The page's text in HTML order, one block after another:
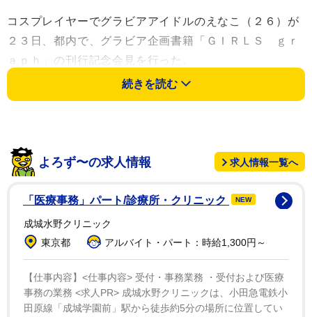
コスプレイヤーでグラビアアイドルのえなこ（２６）が
２３日、都内で、グラビア企画書籍「ＧＩＲＬＳ ｇｒ
ａｐｈ」の刊行記念会見を行った。
今年は内閣府の「クールジャパン・アンバサダー」に
１・００）にも出演するなど、大ブレークの１年だっ
た。
コロナ禍でコスプレイベントは軒並み中止となってし
まったが、「経験したことのない大変な年でしたが、お
家でコスプレする『宅コス』時間が増えたりとか、今ま
る時間が増えました」とニッコリ。「いろんな賞をいた
だいたり、ソロでＣＤを出したり、成長した１年だった
続きを読む
よろず〜の求人情報 求人情報一覧へ
「医療事務」パート/診療所・クリニック NEW
成城水野クリニック
東京都
アルバイト・パート：時給1,300円～
【仕事内容】<仕事内容> 受付・事務業務 ・受付および医療
事務の業務 <求人PR> 成城水野クリニックは、小田急電鉄小
田原線「成城学園前」駅から徒歩約5分の場所に位置してい